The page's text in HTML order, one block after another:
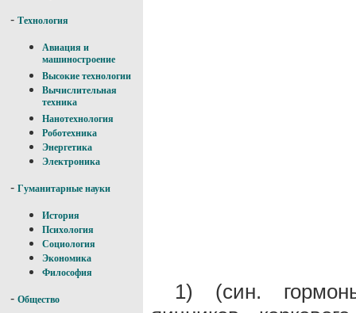
- Технология
Авиация и
машиностроение
Высокие технологии
Вычислительная
техника
Нанотехнология
Роботехника
Энергетика
Электроника
- Гуманитарные науки
История
Психология
Социология
Экономика
Философия
- Общество
1) (син.